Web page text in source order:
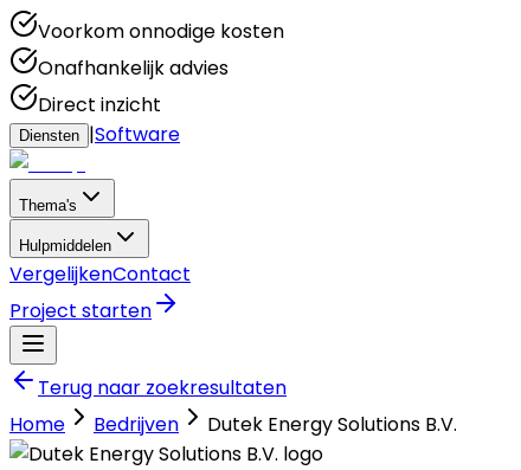
Voorkom onnodige kosten
Onafhankelijk advies
Direct inzicht
Diensten |Software
Thema's
Hulpmiddelen
VergelijkenContact
Project starten
Terug naar zoekresultaten
Home
Bedrijven Dutek Energy Solutions B.V.